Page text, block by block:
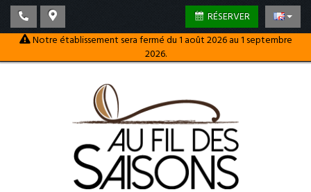
RÉSERVER
Notre établissement sera fermé du 1 août 2026 au 1 septembre
2026.